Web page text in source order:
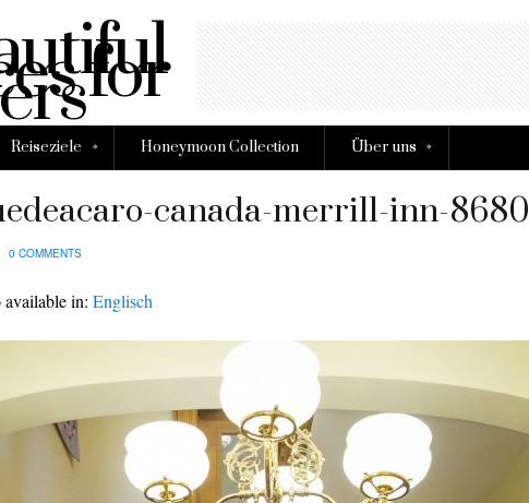
Reiseziele » Honeymoon Collection Über uns »
canada-merrill-inn-8680
0 COMMENTS
available in: Englisch